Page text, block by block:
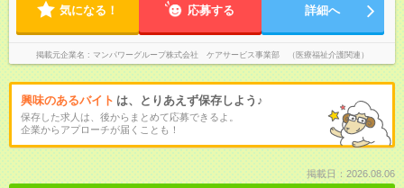
気になる！ 応募する 詳細へ
掲載元企業名 マンパワーグループ株式会社 ケアサービス事業部 （医療福祉介護関連）
興味のあるバイト は、とりあえず保存しよう♪
保存した求人は、後からまとめて応募できるよ。
企業からアプローチが届くことも！
掲載日：2026.08.06